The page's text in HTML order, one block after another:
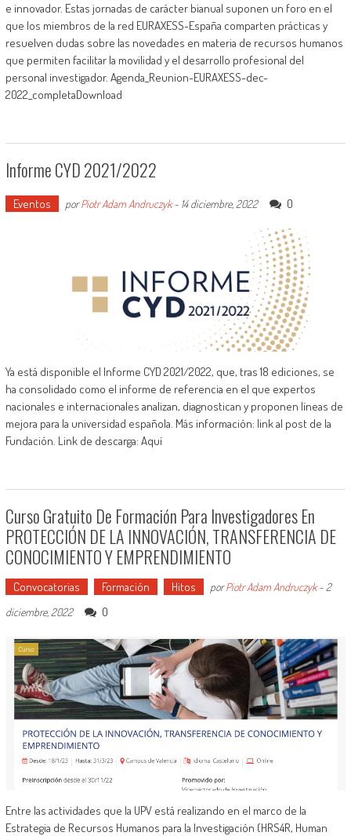
e innovador. Estas jornadas de carácter bianual suponen un foro en el
que los miembros de la red EURAXESS-España comparten prácticas y
resuelven dudas sobre las novedades en materia de recursos humanos
que permiten facilitar la movilidad y el desarrollo profesional del
personal investigador. Agenda_Reunion-EURAXESS-dec-
2022_completaDownload
Informe CYD 2021/2022
Eventos porPiotr Adam Andruczyk- 14 diciembre, 2022 0
Ya está disponible el Informe CYD 2021/2022, que, tras 18 ediciones, se
ha consolidado como el informe de referencia en el que expertos
nacionales e internacionales analizan, diagnostican y proponen líneas de
mejora para la universidad española. Más información: link al post de la
Fundación. Link de descarga: Aquí
Curso Gratuito De Formación Para Investigadores En
PROTECCIÓN DE LA INNOVACIÓN, TRANSFERENCIA DE
CONOCIMIENTO Y EMPRENDIMIENTO
Convocatorias Formación Hitos porPiotr Adam Andruczyk- 2
diciembre, 2022
0
Entre las actividades que la UPV está realizando en el marco de la
Estrategia de Recursos Humanos para la Investigación (HRS4R, Human